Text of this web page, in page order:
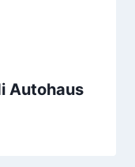
Autohaus